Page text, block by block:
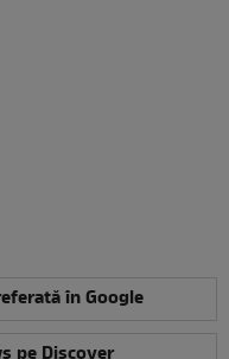
în Google